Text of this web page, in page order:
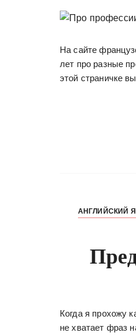
На сайте
лет про разные
этой страничке
АНГЛИЙСКИЙ
Когда я прохожу
не хватает фраз